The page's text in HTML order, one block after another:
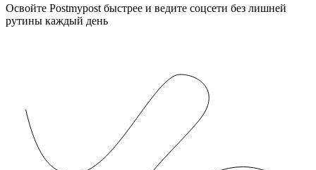
Освойте Postmypost быстрее и ведите соцсети без лишней
рутины каждый день